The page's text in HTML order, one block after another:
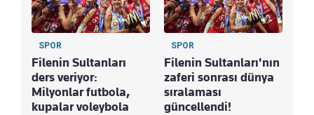
SPOR
Filenin Sultanları
ders veriyor:
Milyonlar futbola,
kupalar voleybola
SPOR
Filenin Sultanları'nın
zaferi sonrası dünya
sıralaması
güncellendi!